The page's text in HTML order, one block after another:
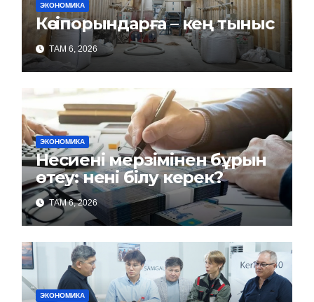
ЭКОНОМИКА
Кәсіпорындарға – кең тыныс
ТАМ 6, 2026
ЭКОНОМИКА
Несиені мерзімінен бұрын
өтеу: нені білу керек?
ТАМ 6, 2026
ЭКОНОМИКА